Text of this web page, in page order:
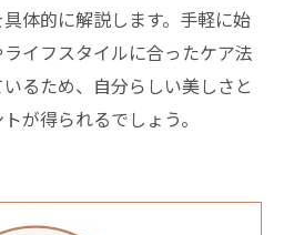
体的に解説します。手軽に始
イフスタイルに合ったケア法
るため、自分らしい美しさと
が得られるでしょう。